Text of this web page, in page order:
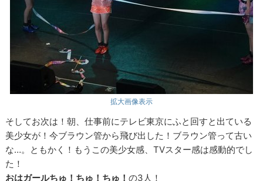
拡大画像表示
そしてお次は！朝、仕事前にテレビ東京にふと回すと出ている
美少女が！今ブラウン管から飛び出した！ブラウン管って古い
な…。ともかく！もうこの美少女感、TVスター感は感動的でし
た！
おはガールちゅ！ちゅ！ちゅ！の3人！